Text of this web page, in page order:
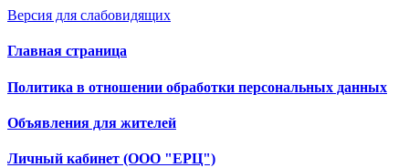
Версия для слабовидящих
Главная страница
Политика в отношении обработки персональных данных
Объявления для жителей
Личный кабинет (ООО "ЕРЦ")